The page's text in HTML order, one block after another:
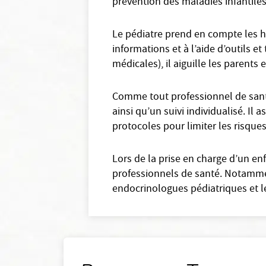
Le pédiatre prend en compte les
informations et à l’aide d’outils
médicales), il aiguille les parents
Comme tout professionnel de
ainsi qu’un suivi individualisé. Il
protocoles pour limiter les
Lors de la prise en charge d’un
professionnels de santé.
endocrinologues pédiatriques et